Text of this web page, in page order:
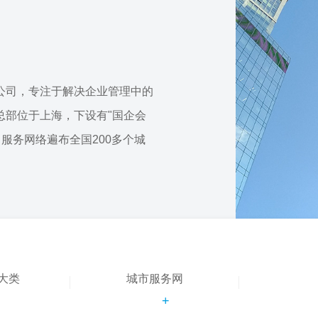
，专注于解决企业管理中的
部位于上海，下设有"国企会
务网络遍布全国200多个城
类 城市服务网
+